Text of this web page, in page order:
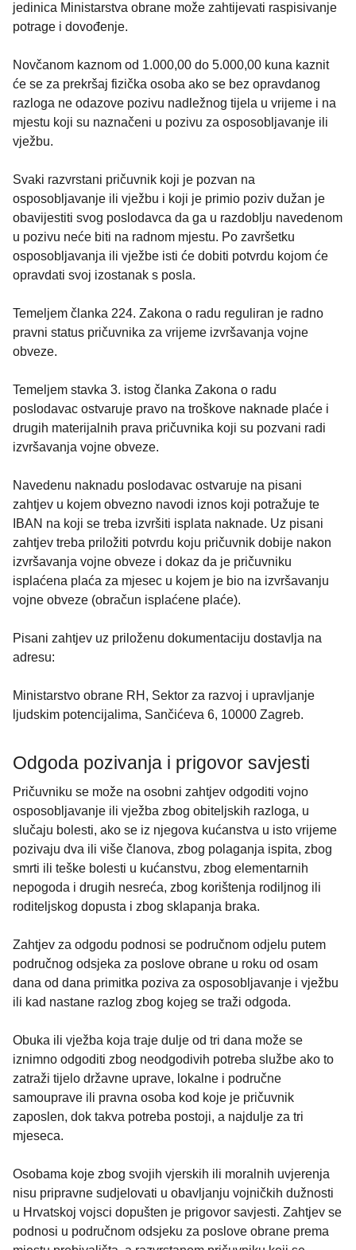
jedinica Ministarstva obrane može zahtijevati raspisivanje
potrage i dovođenje.
Novčanom kaznom od 1.000,00 do 5.000,00 kuna kaznit
će se za prekršaj fizička osoba ako se bez opravdanog
razloga ne odazove pozivu nadležnog tijela u vrijeme i na
mjestu koji su naznačeni u pozivu za osposobljavanje ili
vježbu.
Svaki razvrstani pričuvnik koji je pozvan na
osposobljavanje ili vježbu i koji je primio poziv dužan je
obavijestiti svog poslodavca da ga u razdoblju navedenom
u pozivu neće biti na radnom mjestu. Po završetku
osposobljavanja ili vježbe isti će dobiti potvrdu kojom će
opravdati svoj izostanak s posla.
Temeljem članka 224. Zakona o radu reguliran je radno
pravni status pričuvnika za vrijeme izvršavanja vojne
obveze.
Temeljem stavka 3. istog članka Zakona o radu
poslodavac ostvaruje pravo na troškove naknade plaće i
drugih materijalnih prava pričuvnika koji su pozvani radi
izvršavanja vojne obveze.
Navedenu naknadu poslodavac ostvaruje na pisani
zahtjev u kojem obvezno navodi iznos koji potražuje te
IBAN na koji se treba izvršiti isplata naknade. Uz pisani
zahtjev treba priložiti potvrdu koju pričuvnik dobije nakon
izvršavanja vojne obveze i dokaz da je pričuvniku
isplaćena plaća za mjesec u kojem je bio na izvršavanju
vojne obveze (obračun isplaćene plaće).
Pisani zahtjev uz priloženu dokumentaciju dostavlja na
adresu:
Ministarstvo obrane RH, Sektor za razvoj i upravljanje
ljudskim potencijalima, Sančićeva 6, 10000 Zagreb.
Odgoda pozivanja i prigovor savjesti
Pričuvniku se može na osobni zahtjev odgoditi vojno
osposobljavanje ili vježba zbog obiteljskih razloga, u
slučaju bolesti, ako se iz njegova kućanstva u isto vrijeme
pozivaju dva ili više članova, zbog polaganja ispita, zbog
smrti ili teške bolesti u kućanstvu, zbog elementarnih
nepogoda i drugih nesreća, zbog korištenja rodiljnog ili
roditeljskog dopusta i zbog sklapanja braka.
Zahtjev za odgodu podnosi se područnom odjelu putem
područnog odsjeka za poslove obrane u roku od osam
dana od dana primitka poziva za osposobljavanje i vježbu
ili kad nastane razlog zbog kojeg se traži odgoda.
Obuka ili vježba koja traje dulje od tri dana može se
iznimno odgoditi zbog neodgodivih potreba službe ako to
zatraži tijelo državne uprave, lokalne i područne
samouprave ili pravna osoba kod koje je pričuvnik
zaposlen, dok takva potreba postoji, a najdulje za tri
mjeseca.
Osobama koje zbog svojih vjerskih ili moralnih uvjerenja
nisu pripravne sudjelovati u obavljanju vojničkih dužnosti
u Hrvatskoj vojsci dopušten je prigovor savjesti. Zahtjev se
podnosi u područnom odsjeku za poslove obrane prema